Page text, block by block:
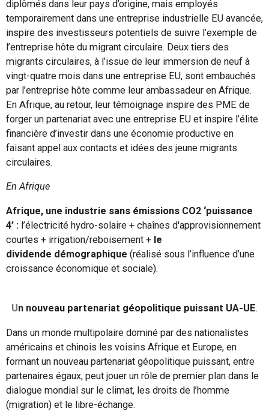
diplômés dans leur pays d’origine, mais employés
temporairement dans une entreprise industrielle EU avancée,
inspire des investisseurs potentiels de suivre l’exemple de
l’entreprise hôte du migrant circulaire. Deux tiers des
migrants circulaires, à l’issue de leur immersion de neuf à
vingt-quatre mois dans une entreprise EU, sont embauchés
par l’entreprise hôte comme leur ambassadeur en Afrique.
En Afrique, au retour, leur témoignage inspire des PME de
forger un partenariat avec une entreprise EU et inspire l’élite
financière d’investir dans une économie productive en
faisant appel aux contacts et idées des jeune migrants
circulaires.
En Afrique
Afrique, une industrie sans émissions CO2 ‘puissance
4’ : l’électricité hydro-solaire + chaînes d'approvisionnement
courtes + irrigation/reboisement + le
dividende démographique (réalisé sous l’influence d’une
croissance économique et sociale).
Un nouveau partenariat géopolitique puissant UA-UE.
Dans un monde multipolaire dominé par des nationalistes
américains et chinois les voisins Afrique et Europe, en
formant un nouveau partenariat géopolitique puissant, entre
partenaires égaux, peut jouer un rôle de premier plan dans le
dialogue mondial sur le climat, les droits de l’homme
(migration) et le libre-échange.